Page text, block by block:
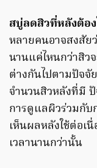
สบู่ลดสิวที่หลังต้อ
หลายคนอาจสงสัย
นานแค่ไหนกว่าสิว
ต่างกันไปตามปัจจั
จำนวนสิวหลังที่มี
การดูแลผิวร่วมกับ
เห็นผลหลังใช้ต่อเ
เวลานานกว่านั้น